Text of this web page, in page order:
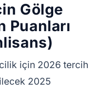
Gölge
Puanları
için 2026 tercih
2025